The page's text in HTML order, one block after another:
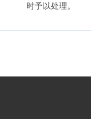
时予以处理。